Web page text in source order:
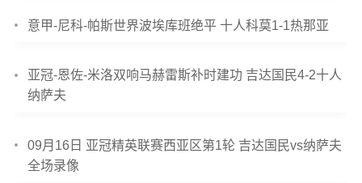
意甲-尼科-帕斯世界波埃库班绝平 十人科莫1-1热那亚
亚冠-恩佐-米洛双响马赫雷斯补时建功 吉达国民4-2十人
纳萨夫
09月16日 亚冠精英联赛西亚区第1轮 吉达国民vs纳萨夫
全场录像